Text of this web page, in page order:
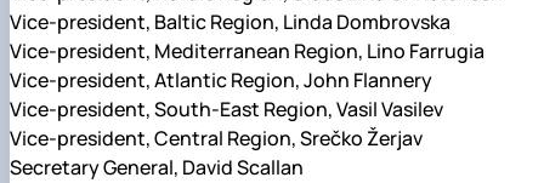
Vice-president, Baltic Region, Linda Dombrovska
Vice-president, Mediterranean Region, Lino Farrugia
Vice-president, Atlantic Region, John Flannery
Vice-president, South-East Region, Vasil Vasilev
Vice-president, Central Region, Srečko Žerjav
Secretary General, David Scallan